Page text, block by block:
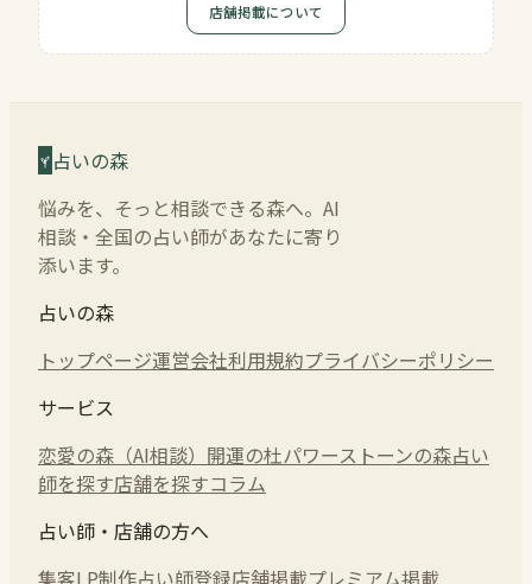
店舗掲載について
占いの森
悩みを、そっと相談できる森へ。AI
相談・全国の占い師があなたに寄り
添います。
占いの森
トップページ運営会社利用規約プライバシーポリシー
サービス
恋愛の森（AI相談） 開運の杜パワーストーンの森占い
師を探す店舗を探すコラム
占い師・店舗の方へ
集客LP制作占い師登録店舗掲載プレミアム掲載